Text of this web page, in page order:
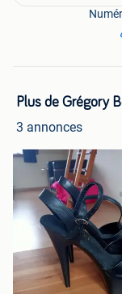
Plus de Grégory
3 annonces